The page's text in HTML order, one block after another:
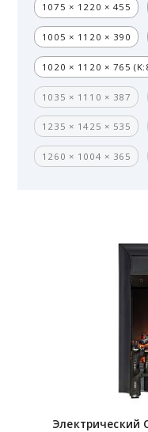
1075 × 1220 × 455
1005 × 1120 × 390
1020 × 1120 × 765
1035 × 1110 × 387
1235 × 1425 × 535
1260 × 1004 × 365
Электрический